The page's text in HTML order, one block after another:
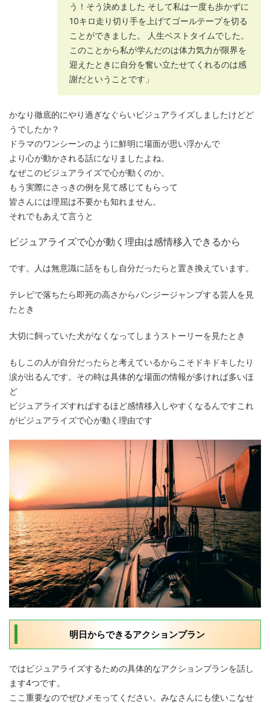
う！そう決めました そして私は一度も歩かずに
10キロ走り切り手を上げてゴールテープを切る
ことができました。 人生ベストタイムでした。
このことから私が学んだのは体力気力が限界を
迎えたときに自分を奮い立たせてくれるのは感
謝だということです」
かなり徹底的にやり過ぎなぐらいビジュアライズしましたけどど
うでしたか？
ドラマのワンシーンのように鮮明に場面が思い浮かんで
より心が動かされる話になりましたよね。
なぜこのビジュアライズで心が動くのか。
もう実際にさっきの例を見て感じてもらって
皆さんには理屈は不要かも知れません。
それでもあえて言うと
ビジュアライズで心が動く理由は感情移入できるから
です。 人は無意識に話をもし自分だったら と置き換えています。
テレビで落ちたら即死の高さからバンジージャンプする芸人を見
たとき
大切に飼っていた犬がなくなってしまうストーリーを見たとき
もしこの人が自分だったらと考えているからこそドキドキしたり
涙が出るんです。その時は具体的な場面の情報が多ければ多いほ
ど
ビジュアライズすればするほど感情移入しやすくなるんですこれ
がビジュアライズで心が動く理由です
明日からできるアクションプラン
ではビジュアライズするための具体的なアクションプランを話し
ます4つです。
ここ重要なのでぜひメモってください。みなさんにも使いこなせ